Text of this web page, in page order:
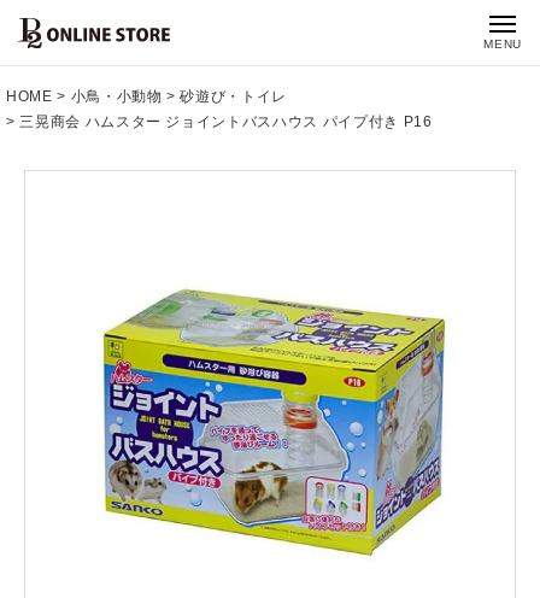
MENU
HOME 小鳥・小動物
砂遊び・トイレ
三晃商会 ハムスター ジョイントバスハウス パイプ付き P16